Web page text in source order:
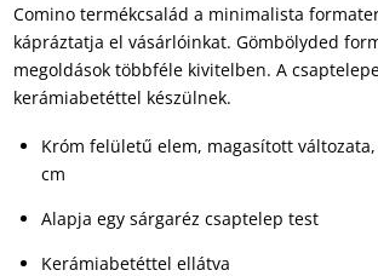
was:
48.900 Ft.
is:
46.450 Ft.
Comino termékcsalád a minimalista
kápráztatja el vásárlóinkat. Gömbölyded
megoldások többféle kivitelben. A
kerámiabetéttel készülnek.
Króm felületű elem, magasított
cm
Alapja egy sárgaréz csaptelep test
Kerámiabetéttel ellátva